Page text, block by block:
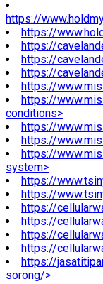
https://
https://
https://
https://
https://
https://
https://
conditions>
https://
https://
https://
system>
https://
https://
https://
https://
https://
https://
https://
sorong/>